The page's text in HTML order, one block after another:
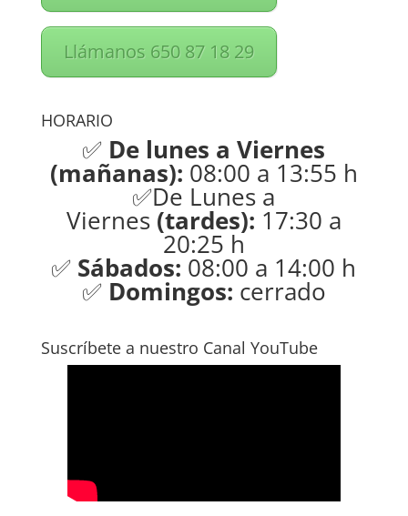
Llámanos 650 87 18 29
HORARIO
✅ De lunes a Viernes
(mañanas): 08:00 a 13:55 h
✅De Lunes a
Viernes(tardes): 17:30 a
20:25 h
✅ Sábados: 08:00 a 14:00 h
✅ Domingos: cerrado
Suscríbete a nuestro Canal YouTube